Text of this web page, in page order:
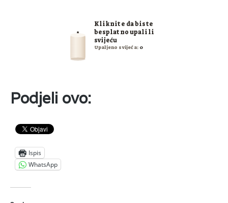
Kliknite da biste
besplatno upalili
svijeću
Upaljeno svijeća: 0
Podjeli ovo:
Ispis
WhatsApp